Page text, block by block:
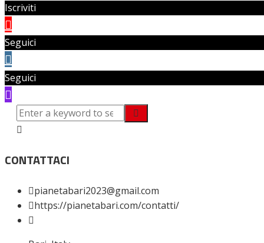
Iscriviti
Seguici
Seguici
CONTATTACI
pianetabari2023@gmail.com
https://pianetabari.com/contatti/